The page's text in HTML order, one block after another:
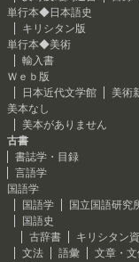
単行本◆日本語史
キリシタン版
単行本◆美術
輸入書
Ｗｅｂ版
日本近代文学館
美術
美本なし
美本がありません
古書
書誌学・目録
言語学
国語学
国語学
国立国語研究
国語史
古辞書
キリシタン
文法
語彙 文章・